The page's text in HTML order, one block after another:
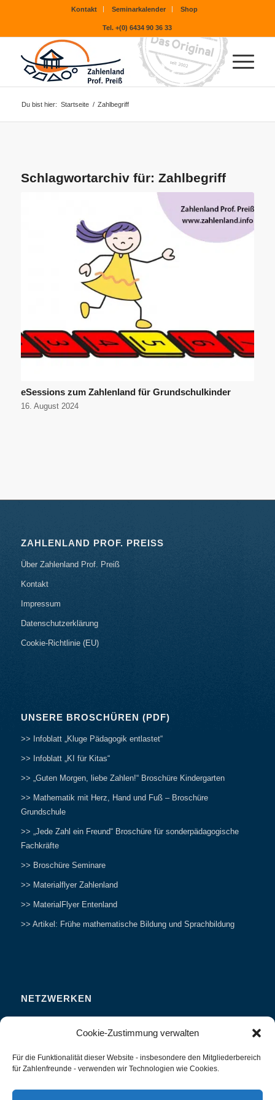
Cookie-Zustimmung verwalten
Für die Funktionalität dieser Website - insbesondere den Mitgliederbereich
für Zahlenfreunde - verwenden wir Technologien wie Cookies.
Kontakt Seminarkalender Shop
Tel. +(0) 6434 90 36 33
Du bist hier: Startseite / Zahlbegriff
Schlagwortarchiv für: Zahlbegriff
eSessions zum Zahlenland für Grundschulkinder
16. August 2024
ZAHLENLAND PROF. PREISS
Über Zahlenland Prof. Preiß
Kontakt
Impressum
Datenschutzerklärung
Cookie-Richtlinie (EU)
UNSERE BROSCHÜREN (PDF)
>> Infoblatt „Kluge Pädagogik entlastet“
>> Infoblatt „KI für Kitas“
>> „Guten Morgen, liebe Zahlen!“ Broschüre Kindergarten
>> Mathematik mit Herz, Hand und Fuß – Broschüre
Grundschule
>> „Jede Zahl ein Freund“ Broschüre für sonderpädagogische
Fachkräfte
>> Broschüre Seminare
>> Materialflyer Zahlenland
>> MaterialFlyer Entenland
>> Artikel: Frühe mathematische Bildung und Sprachbildung
NETZWERKEN
Studieren